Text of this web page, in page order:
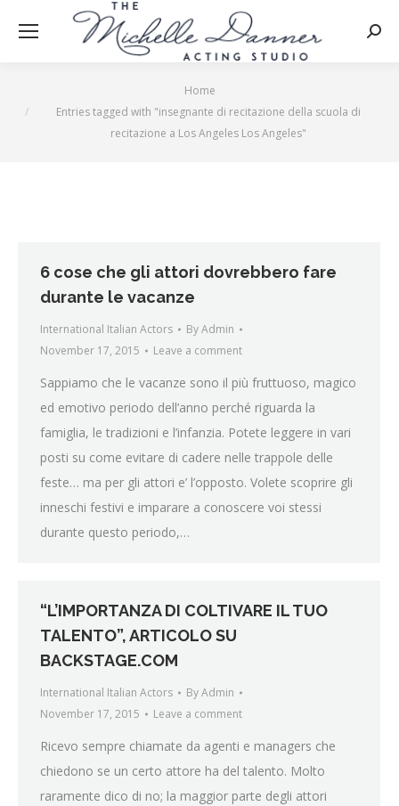
Home
Entries tagged with "insegnante di recitazione della scuola di
recitazione a Los Angeles Los Angeles"
6 cose che gli attori dovrebbero fare
durante le vacanze
International Italian Actors ByAdmin
November 17, 2015
Leave a comment
Sappiamo che le vacanze sono il più fruttuoso, magico
ed emotivo periodo dell’anno perché riguarda la
famiglia, le tradizioni e l’infanzia. Potete leggere in vari
posti su come evitare di cadere nelle trappole delle
feste… ma per gli attori e’ l’opposto. Volete scoprire gli
inneschi festivi e imparare a conoscere voi stessi
durante questo periodo,…
“L’IMPORTANZA DI COLTIVARE IL TUO
TALENTO”, ARTICOLO SU
BACKSTAGE.COM
International Italian Actors ByAdmin
November 17, 2015
Leave a comment
Ricevo sempre chiamate da agenti e managers che
chiedono se un certo attore ha del talento. Molto
raramente dico di no; la maggior parte degli attori